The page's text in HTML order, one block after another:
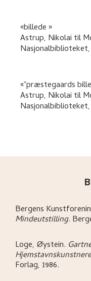
billede
Astrup, Nikolai til
"præstegaards
Astrup, Nikolai til
Bergens
Mindeutstilling.
Loge, Øystein.
Forlag, 1986.